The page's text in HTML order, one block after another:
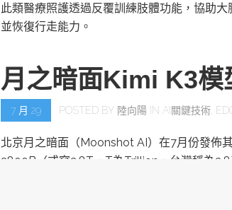
此類醫療照護透過反覆訓練肢體功能，協助
並恢復行走能力。
月之暗面Kimi K3模
7 月 29 POSTED BY 陸向陽 IN AI關鍵技術
北京月之暗面（Moonshot AI）在7月份發佈
2800B（或寫2.8T，T為Trillion，台灣稱為